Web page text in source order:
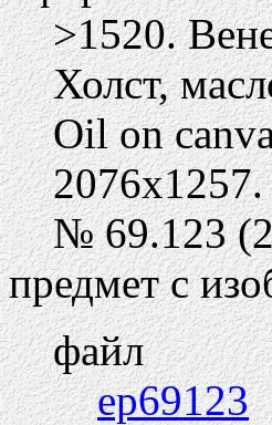
>1520.
Холст,
Oil on
2076х1257.
№ 69.123
предмет с
файл
ep69123